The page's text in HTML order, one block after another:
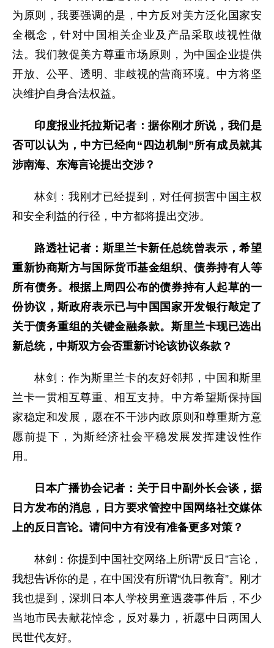
为原则，我要强调的是，中方反对美方泛化国家安
全概念，针对中国相关企业及产品采取歧视性做
法。我们敦促美方尊重市场原则，为中国企业提供
开放、公平、透明、非歧视的营商环境。中方将坚
决维护自身合法权益。
印度报业托拉斯记者：据你刚才所说，我们是
否可以认为，中方已经向“四边机制”所有成员就其
涉南海、东海言论提出交涉？
林剑：我刚才已经提到，对任何损害中国主权
和安全利益的行径，中方都将提出交涉。
路透社记者：斯里兰卡新任总统曾表示，希望
重新协商斯方与国际货币基金组织、债券持有人等
所有债务。根据上周四公布的债券持有人起草的一
份协议，斯政府表示已与中国国家开发银行敲定了
关于债务重组的关键金融条款。斯里兰卡现已选出
新总统，中斯双方会否重新讨论该协议条款？
林剑：作为斯里兰卡的友好邻邦，中国和斯里
兰卡一贯相互尊重、相互支持。中方希望斯保持国
家稳定和发展，愿在不干涉内政原则和尊重斯方意
愿前提下，为斯经济社会平稳发展发挥建设性作
用。
日本广播协会记者：关于日中副外长会谈，据
日方发布的消息，日方要求管控中国网络社交媒体
上的反日言论。请问中方有没有准备更多对策？
林剑：你提到中国社交网络上所谓“反日”言论，
我想告诉你的是，在中国没有所谓“仇日教育”。刚才
我也提到，深圳日本人学校男童遇袭事件后，不少
当地市民去献花悼念，反对暴力，祈愿中日两国人
民世代友好。